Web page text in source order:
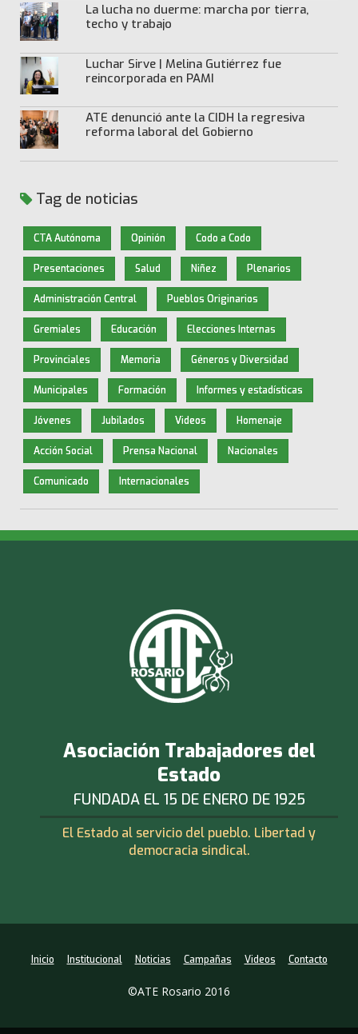
La lucha no duerme: marcha por tierra,
techo y trabajo
Luchar Sirve | Melina Gutiérrez fue
reincorporada en PAMI
ATE denunció ante la CIDH la regresiva
reforma laboral del Gobierno
Tag de noticias
CTA Autónoma Opinión Codo a Codo
Presentaciones Salud Niñez Plenarios
Administración Central Pueblos Originarios
Gremiales Educación Elecciones Internas
Provinciales Memoria Géneros y Diversidad
Municipales Formación Informes y estadísticas
Jóvenes Jubilados Videos Homenaje
Acción Social Prensa Nacional Nacionales
Comunicado Internacionales
Asociación Trabajadores del
Estado
FUNDADA EL 15 DE ENERO DE 1925
El Estado al servicio del pueblo. Libertad y
democracia sindical.
Inicio Institucional Noticias Campañas Videos Contacto
©ATE Rosario 2016